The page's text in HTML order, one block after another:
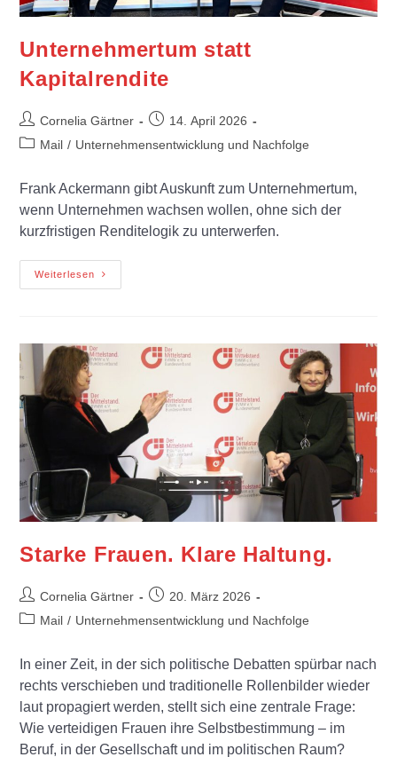
Unternehmertum statt
Kapitalrendite
Cornelia Gärtner
14. April 2026
Mail / Unternehmensentwicklung und Nachfolge
Frank Ackermann gibt Auskunft zum Unternehmertum,
wenn Unternehmen wachsen wollen, ohne sich der
kurzfristigen Renditelogik zu unterwerfen.
Weiterlesen
Starke Frauen. Klare Haltung.
Cornelia Gärtner
20. März 2026
Mail / Unternehmensentwicklung und Nachfolge
In einer Zeit, in der sich politische Debatten spürbar nach
rechts verschieben und traditionelle Rollenbilder wieder
laut propagiert werden, stellt sich eine zentrale Frage:
Wie verteidigen Frauen ihre Selbstbestimmung – im
Beruf, in der Gesellschaft und im politischen Raum?